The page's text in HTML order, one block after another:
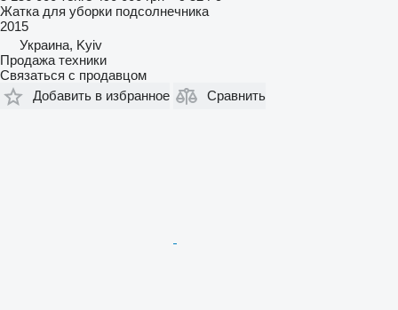
Жатка для уборки подсолнечника
2015
Украина, Kyiv
Продажа техники
Связаться с продавцом
Добавить в избранное
Сравнить